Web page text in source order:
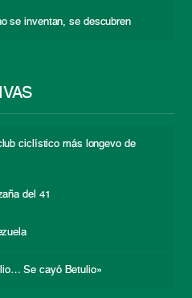
se inventan, se descubren
ciclístico más longevo de
del 41
Se cayó Betulio»